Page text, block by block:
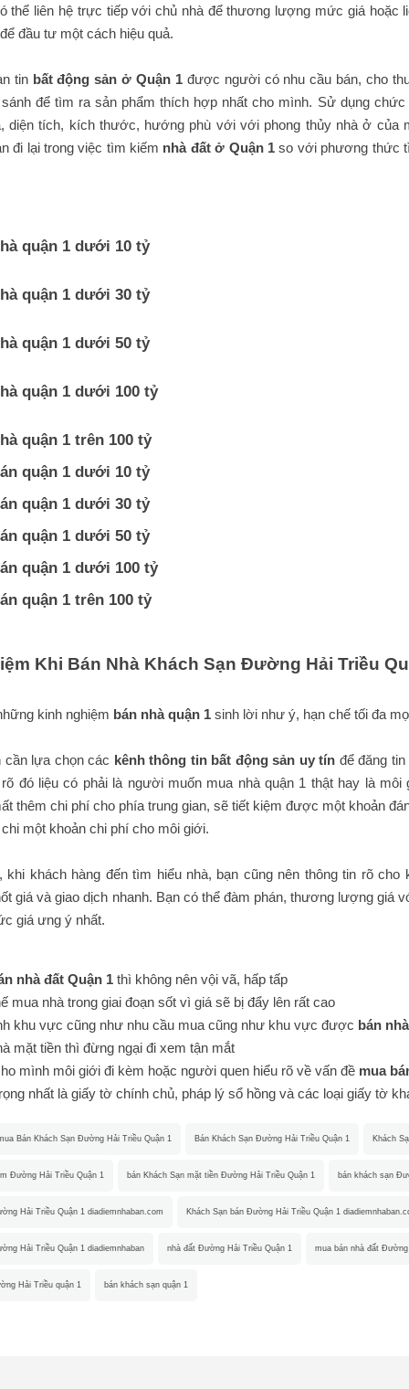
thể liên hệ trực tiếp với chủ nhà để thương lượng mức giá hoặc
đầu tư một cách hiệu quả.
tin bất động sản ở Quận 1được người có nhu cầu bán, cho
để tìm ra sản phẩm thích hợp nhất cho mình. Sử dụng
diện tích, kích thước, hướng phù với với phong thủy nhà ở
đi lại trong việc tìm kiếm nhà đất ở Quận 1 so với phương thức
quận 1 dưới 10 tỷ
quận 1 dưới 30 tỷ
quận 1 dưới 50 tỷ
quận 1 dưới 100 tỷ
quận 1 trên 100 tỷ
quận 1 dưới 10 tỷ
quận 1 dưới 30 tỷ
quận 1 dưới 50 tỷ
quận 1 dưới 100 tỷ
quận 1 trên 100 tỷ
Khi Bán Nhà Khách Sạn Đường Hải Triều
kinh nghiệm bán nhà quận 1 sinh lời như ý, hạn chế tối đa
cần lựa chọn các kênh thông tin bất động sản uy tín để đăng
đó liệu có phải là người muốn mua nhà quận 1 thật hay là
thêm chi phí cho phía trung gian, sẽ tiết kiệm được một khoản
một khoản chi phí cho môi giới.
khi khách hàng đến tìm hiểu nhà, bạn cũng nên thông tin rõ
giá và giao dịch nhanh. Bạn có thể đàm phán, thương lượng giá
giá ưng ý nhất.
nhà đất Quận 1 thì không nên vội vã, hấp tấp
mua nhà trong giai đoạn sốt vì giá sẽ bị đẩy lên rất cao
khu vực cũng như nhu cầu mua cũng như khu vực được bán
mặt tiền thì đừng ngại đi xem tận mắt
mình môi giới đi kèm hoặc người quen hiểu rõ về vấn đề mua
nhất là giấy tờ chính chủ, pháp lý sổ hồng và các loại giấy tờ
Bán Khách Sạn Đường Hải Triều Quận 1 Bán Khách Sạn Đường Hải Triều Quận 1 Khách
Đường Hải Triều Quận 1 bán Khách Sạn mặt tiền Đường Hải Triều Quận 1 bán khách sạn
Hải Triều Quận 1 diadiemnhaban.com Khách Sạn bán Đường Hải Triều Quận 1
Hải Triều Quận 1 diadiemnhaban nhà đất Đường Hải Triều Quận 1 mua bán nhà đất
Hải Triều quận 1 bán khách sạn quận 1